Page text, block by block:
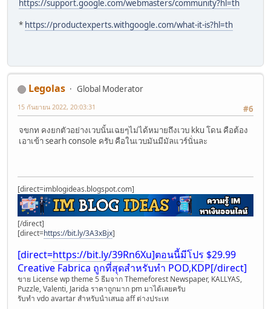
https://support.google.com/webmasters/community?hl=th
* https://productexperts.withgoogle.com/what-it-is?hl=th
Legolas
Global Moderator
#6
15 กันยายน 2022, 20:03:31
จขกท คงยกตัวอย่างเวบนั้นเฉยๆไม่ได้หมายถึงเวบ kku โดน คือต้อง
เอาเข้า searh console ครับ คือในเวบมันมีมัลแวร์นั่นละ
[direct=imblogideas.blogspot.com]
[/direct]
[direct=https://bit.ly/3A3xBjx]
[direct=https://bit.ly/39Rn6Xu]ตอนนี้มีโปร $29.99
Creative Fabrica ถูกที่สุดสำหรับทำ POD,KDP[/direct]
ขาย License wp theme 5 ธีมจา่ก Themeforest Newspaper, KALLYAS,
Puzzle, Valenti, Jarida ราคาถูกมาก pm มาได้เลยครับ
รับทำ vdo avartar สำหรับนำเสนอ aff ต่างประเท